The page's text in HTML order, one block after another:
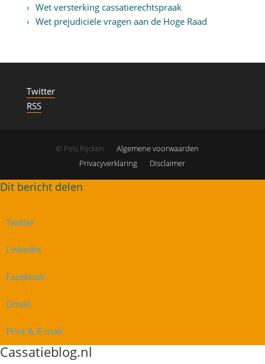
Wet versterking cassatierechtspraak
Wet prejudiciële vragen aan de Hoge Raad
Twitter
RSS
© Pels Rijcken
Algemene voorwaarden
Privacyverklaring
Disclaimer
Twitter
LinkedIn
Facebook
Gmail
Print & E-mail
Cassatieblog.nl